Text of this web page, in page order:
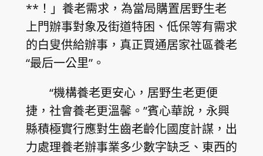
**！」養老需求，為當局購置居野生老
上門辦事對象及街道特困、低保等有需求
的白叟供給辦事，真正買通居家社區養老
“最后一公里”。
“機構養老更安心，居野生老更便
捷，社會養老更溫馨。”賓心華說，永興
縣積極實行應對生齒老齡化國度計謀，出
力處理養老辦事業多少數字缺乏、東西的